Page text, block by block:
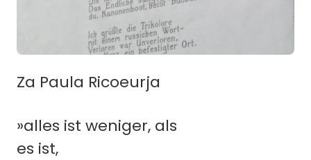
Za Paula Ricoeurja
»alles ist weniger, als
es ist,